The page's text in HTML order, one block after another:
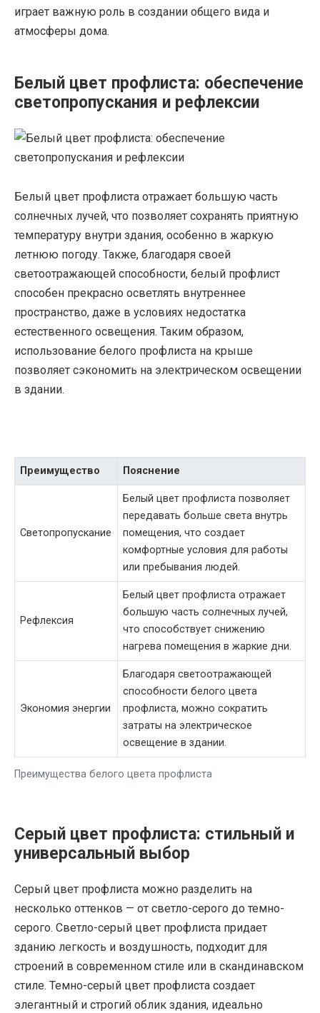
играет важную роль в создании общего вида и
атмосферы дома.
Белый цвет профлиста: обеспечение
светопропускания и рефлексии
Белый цвет профлиста отражает большую часть
солнечных лучей, что позволяет сохранять приятную
температуру внутри здания, особенно в жаркую
летнюю погоду. Также, благодаря своей
светоотражающей способности, белый профлист
способен прекрасно осветлять внутреннее
пространство, даже в условиях недостатка
естественного освещения. Таким образом,
использование белого профлиста на крыше
позволяет сэкономить на электрическом освещении
в здании.
Преимущества белого цвета профлиста
Преимущество Пояснение
Светопропускание
Белый цвет профлиста позволяет
передавать больше света внутрь
помещения, что создает
комфортные условия для работы
или пребывания людей.
Рефлексия
Белый цвет профлиста отражает
большую часть солнечных лучей,
что способствует снижению
нагрева помещения в жаркие дни.
Экономия энергии
Благодаря светоотражающей
способности белого цвета
профлиста, можно сократить
затраты на электрическое
освещение в здании.
Серый цвет профлиста: стильный и
универсальный выбор
Серый цвет профлиста можно разделить на
несколько оттенков — от светло-серого до темно-
серого. Светло-серый цвет профлиста придает
зданию легкость и воздушность, подходит для
строений в современном стиле или в скандинавском
стиле. Темно-серый цвет профлиста создает
элегантный и строгий облик здания, идеально